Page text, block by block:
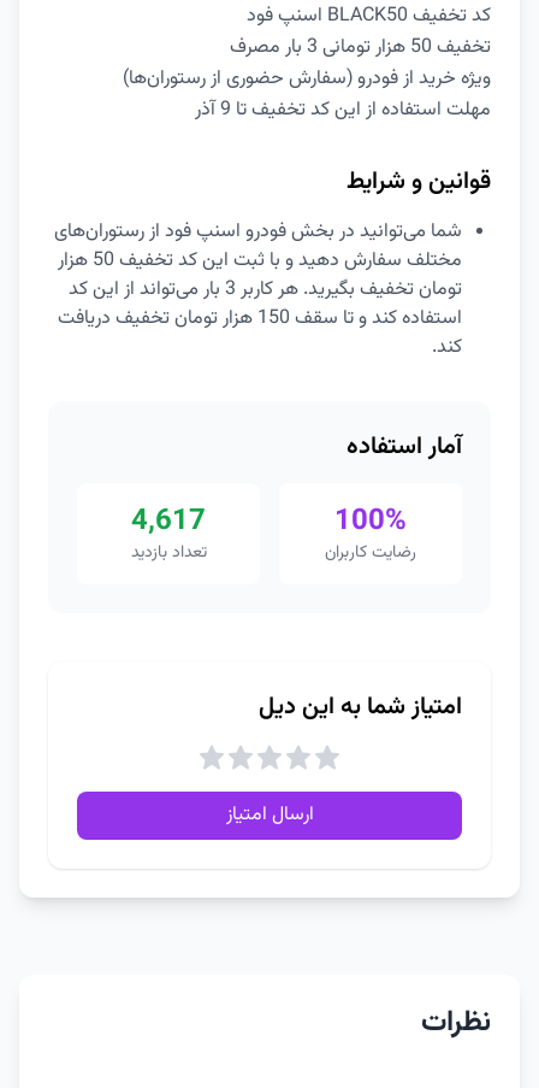
کد تخفیف BLACK50 اسنپ فود
تخفیف 50 هزار تومانی 3 بار مصرف
ویژه خرید از فودرو (سفارش حضوری از رستوران‌ها)
مهلت استفاده از این کد تخفیف تا 9 آذر
قوانین و شرایط
شما می‌توانید در بخش فودرو اسنپ فود از رستوران‌های
مختلف سفارش دهید و با ثبت این کد تخفیف 50 هزار
تومان تخفیف بگیرید. هر کاربر 3 بار می‌تواند از این کد
استفاده کند و تا سقف 150 هزار تومان تخفیف دریافت
کند.
آمار استفاده
100%
رضایت کاربران
4,617
تعداد بازدید
امتیاز شما به این دیل
ارسال امتیاز
نظرات